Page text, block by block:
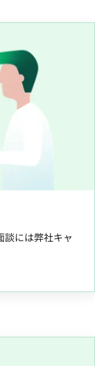
談には弊社キャ